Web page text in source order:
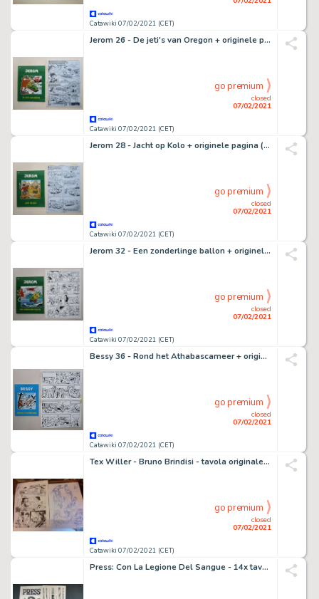
Catawiki 07/02/2021 (CET)
Jerom 26 - De jeti's van Oregon + originele pagina (p.1) - Softcover - First edition - (2011)
Catawiki 07/02/2021 (CET)
closed
07/02/2021
go premium
Jerom 28 - Jacht op Kolo + originele pagina (p.7) - Softcover - First edition - (2011)
Catawiki 07/02/2021 (CET)
closed
07/02/2021
go premium
Jerom 32 - Een zonderlinge ballon + originele pagina (p.6) - Softcover - First edition - (2012)
Catawiki 07/02/2021 (CET)
closed
07/02/2021
go premium
Bessy 36 - Rond het Athabascameer + originele pagina (p.8) - Softcover - First edition - (2012)
Catawiki 07/02/2021 (CET)
closed
07/02/2021
go premium
Tex Willer - Bruno Brindisi - tavola originale " Saga Coffin " - Loose page - (2019)
Catawiki 07/02/2021 (CET)
closed
07/02/2021
go premium
Press: Con La Legione Del Sangue - 14x tavole originali - episodio completo - Loose page